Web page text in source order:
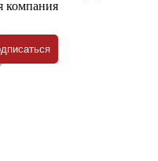
компания